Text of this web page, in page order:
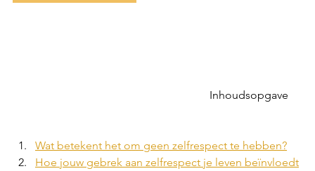
Wat betekent het om geen zelfrespect te hebben?
Hoe jouw gebrek aan zelfrespect je leven beïnvloedt